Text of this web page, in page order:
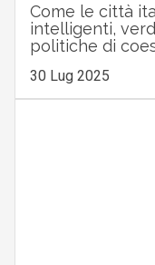
Come le città
intelligenti,
politiche di
30 Lug 2025